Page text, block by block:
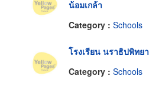
น้อมเกล้า
Category : Schools
โรงเรียน นราธิปพิทยา
Category : Schools